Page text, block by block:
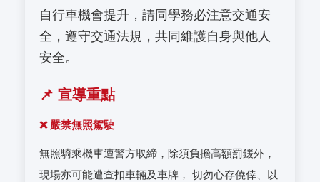
自行車機會提升，請同學務必注意交通安
全，遵守交通法規，共同維護自身與他人
安全。
📌 宣導重點
❌ 嚴禁無照駕駛
無照騎乘機車遭警方取締，除須負擔高額罰鍰外，
現場亦可能遭查扣車輛及車牌， 切勿心存僥倖、以